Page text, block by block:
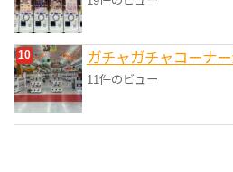
ガチャガチャコーナ
11件のビュー